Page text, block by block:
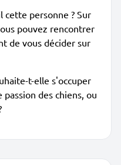
personne ? Sur
pouvez rencontrer
de vous décider sur
t-elle s'occuper
des chiens, ou